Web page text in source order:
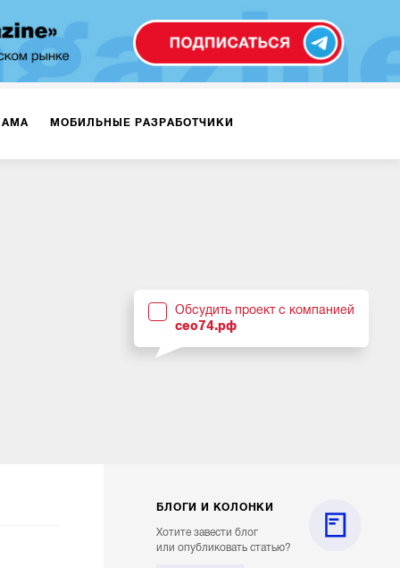
МОБИЛЬНЫЕ РАЗРАБОТЧИКИ
Обсудить проект с компанией
сео74.рф
БЛОГИ И КОЛОНКИ
Хотите завести блог
или опубликовать статью?